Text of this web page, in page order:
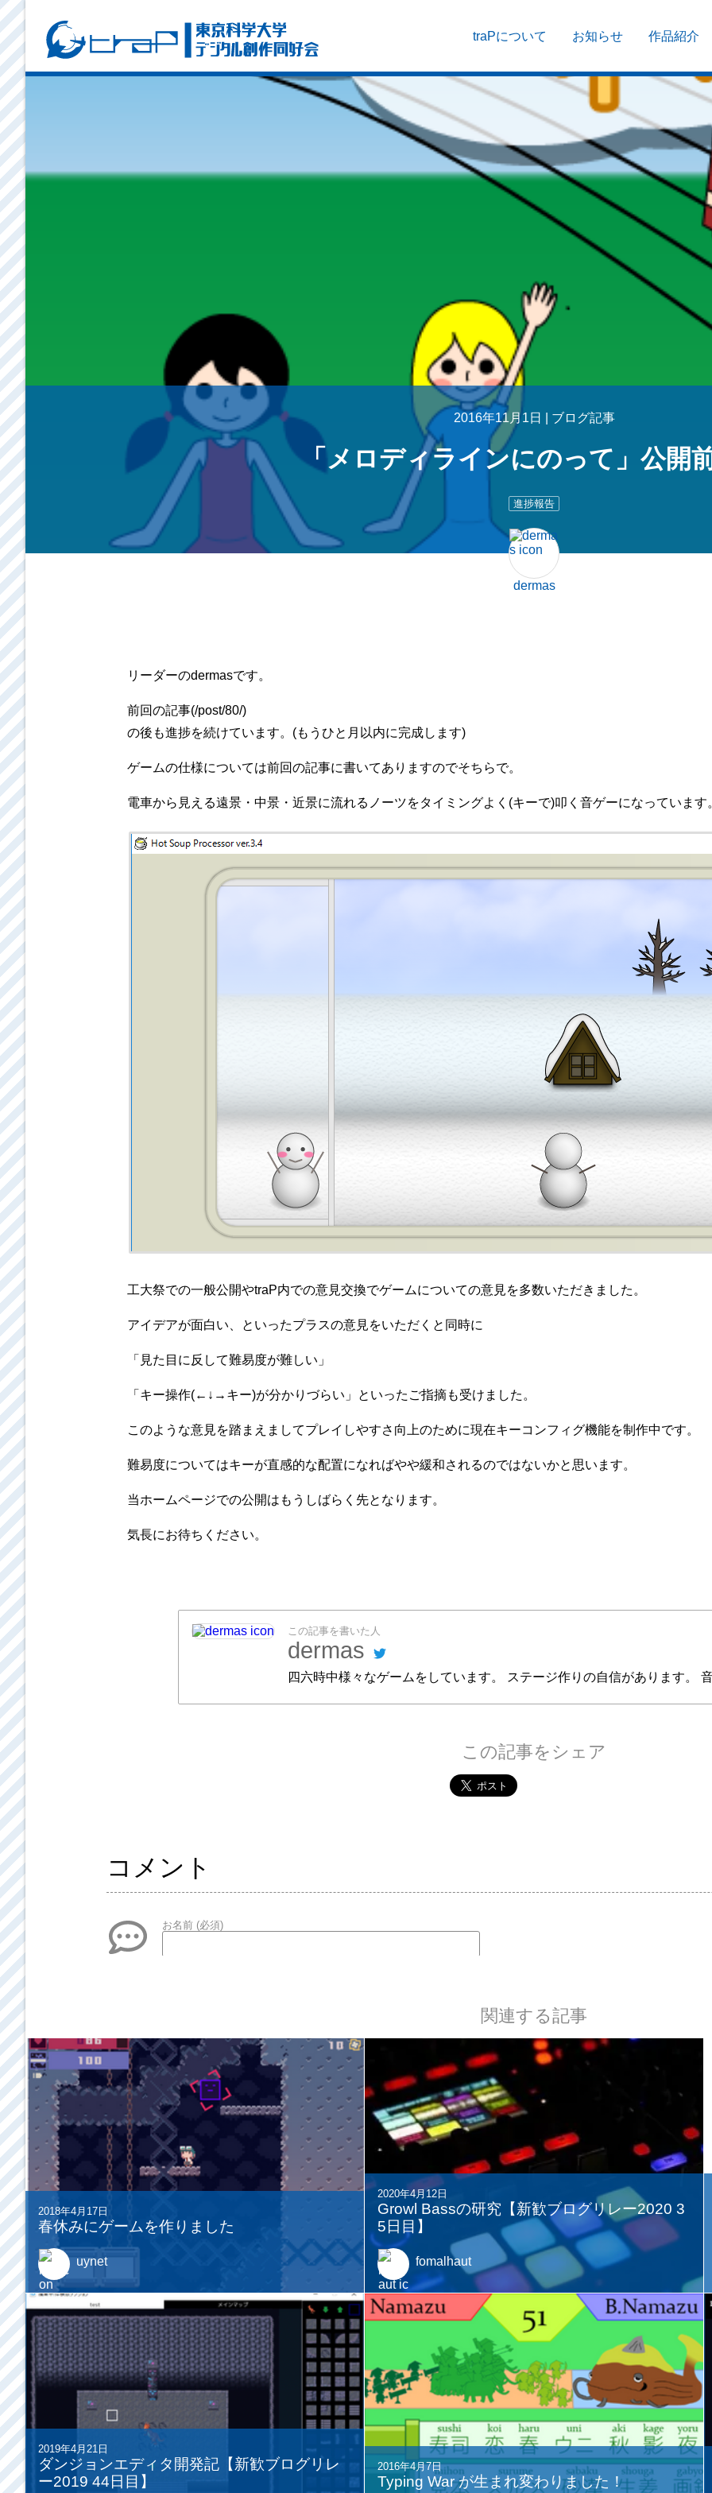
traPについて お知らせ 作品紹介
2016年11月1日 | ブログ記事
「メロディラインにのって」公開
進捗報告
dermas
リーダーのdermasです。
前回の記事(/post/80/)
の後も進捗を続けています。(もうひと月以内に完成します)
ゲームの仕様については前回の記事に書いてありますのでそちらで。
電車から見える遠景・中景・近景に流れるノーツをタイミングよく(キーで)叩く音ゲーになっています
工大祭での一般公開やtraP内での意見交換でゲームについての意見を多数いただきました。
アイデアが面白い、といったプラスの意見をいただくと同時に
「見た目に反して難易度が難しい」
「キー操作(←↓→キー)が分かりづらい」といったご指摘も受けました。
このような意見を踏まえましてプレイしやすさ向上のために現在キーコンフィグ機能を制作中です。
難易度についてはキーが直感的な配置になればやや緩和されるのではないかと思います。
当ホームページでの公開はもうしばらく先となります。
気長にお待ちください。
この記事を書いた人
dermas
四六時中様々なゲームをしています。 ステージ作りの自信があります。
この記事をシェア
関連する記事